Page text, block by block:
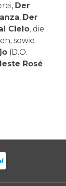
Der
, Der
Cielo, die
sowie
(D.O.
Rosé